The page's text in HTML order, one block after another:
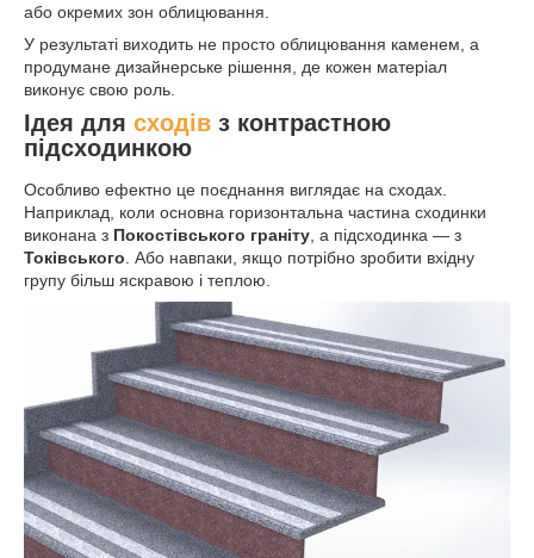
або окремих зон облицювання.
У результаті виходить не просто облицювання каменем, а
продумане дизайнерське рішення, де кожен матеріал
виконує свою роль.
Ідея для сходів з контрастною
підсходинкою
Особливо ефектно це поєднання виглядає на сходах.
Наприклад, коли основна горизонтальна частина сходинки
виконана з Покостівського граніту, а підсходинка — з
Токівського. Або навпаки, якщо потрібно зробити вхідну
групу більш яскравою і теплою.